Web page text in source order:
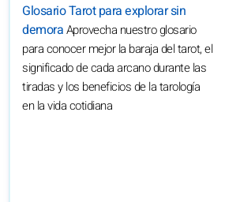
Glosario Tarot para explorar sin
demoraAprovecha nuestro glosario
para conocer mejor la baraja del tarot, el
significado de cada arcano durante las
tiradas y los beneficios de la tarología
en la vida cotidiana